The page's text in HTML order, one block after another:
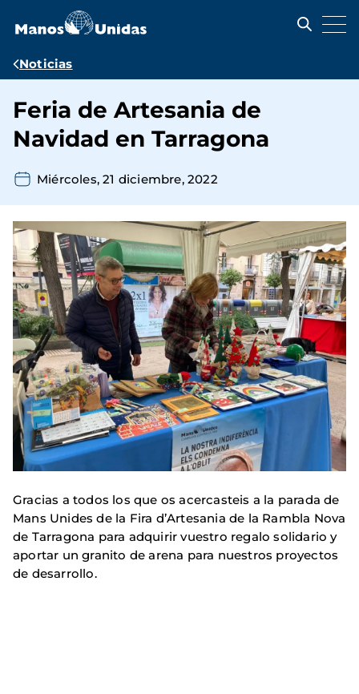
contenido
Ruta
navegación
Noticias
Feria de Artesania de
Navidad en Tarragona
Miércoles, 21 diciembre, 2022
Gracias a todos los que os acercasteis a la parada de
Mans Unides de la Fira d’Artesania de la Rambla Nova
de Tarragona para adquirir vuestro regalo solidario y
aportar un granito de arena para nuestros proyectos
de desarrollo.